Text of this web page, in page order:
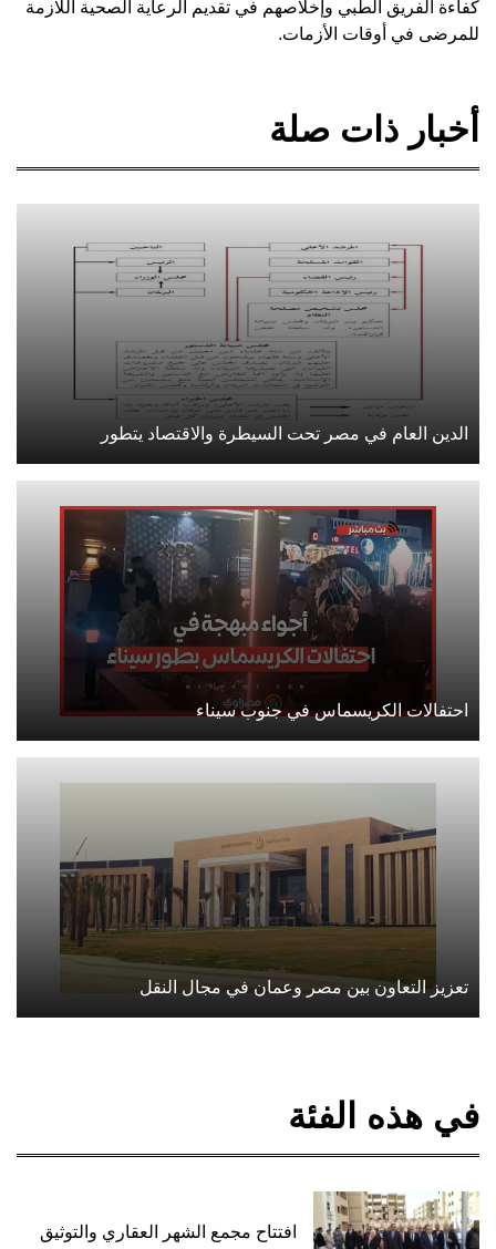
كفاءة الفريق الطبي وإخلاصهم في تقديم الرعاية الصحية اللازمة
للمرضى في أوقات الأزمات.
أخبار ذات صلة
الدين العام في مصر تحت السيطرة والاقتصاد يتطور
احتفالات الكريسماس في جنوب سيناء
تعزيز التعاون بين مصر وعمان في مجال النقل
في هذه الفئة
افتتاح مجمع الشهر العقاري والتوثيق